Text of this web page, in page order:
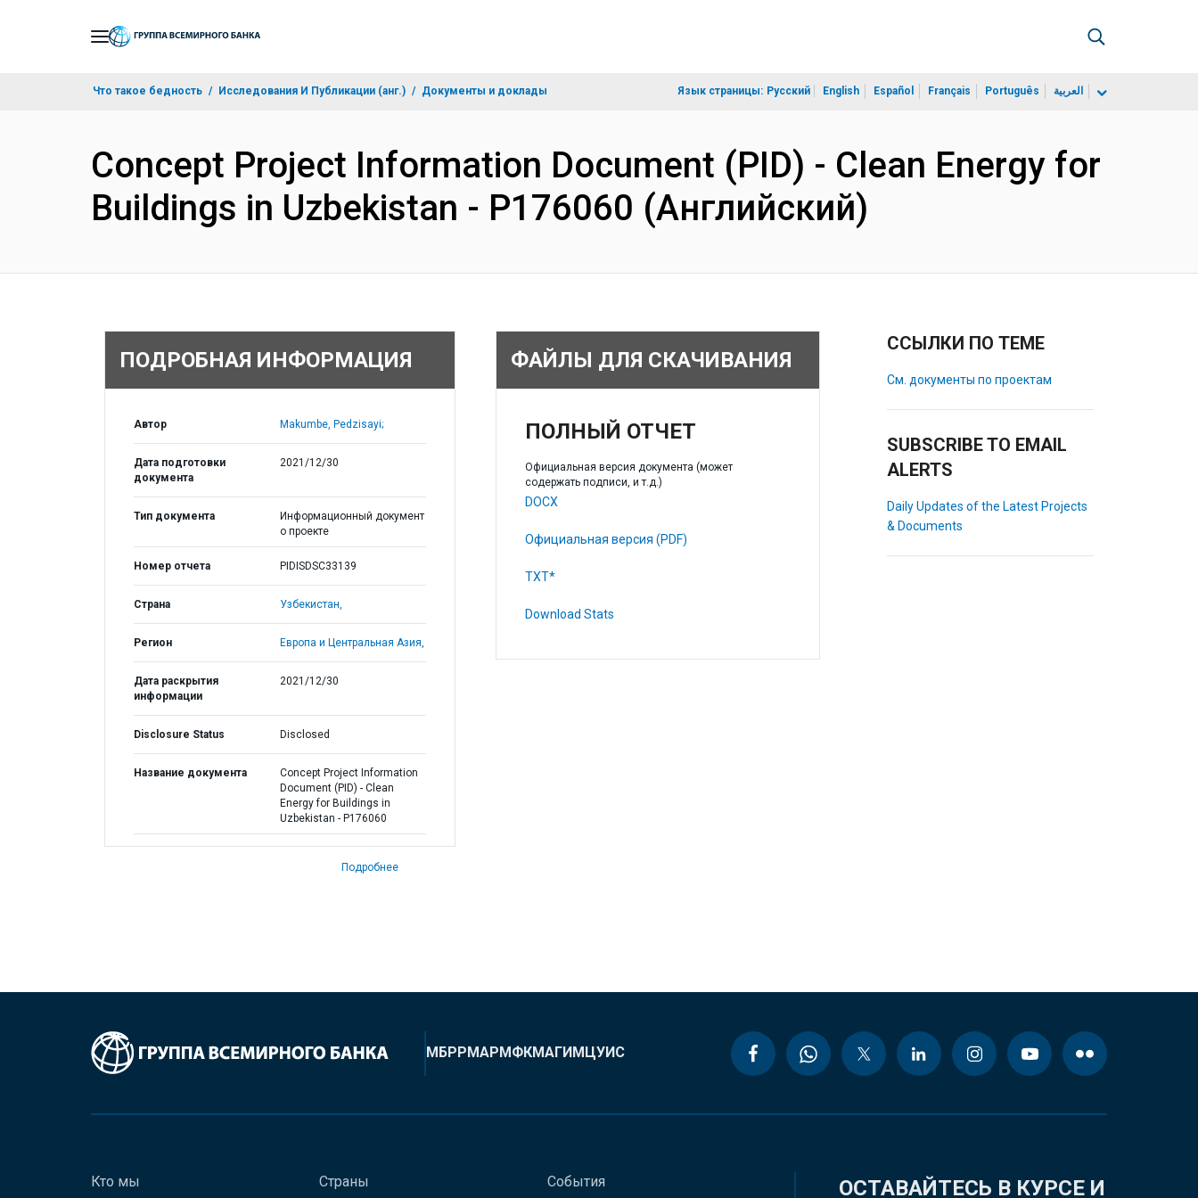
Что такое бедность Исследования И Публикации (анг.) Документы и доклады Язык страницы: Русский English Español Français Português العربية
Concept Project Information Document (PID) - Clean Energy for
Buildings in Uzbekistan - P176060 (Английский)
ПОДРОБНАЯ ИНФОРМАЦИЯ
Автор Makumbe, Pedzisayi;
Дата подготовки
документа
2021/12/30
Тип документа
Информационный документ
о проекте
Номер отчета PIDISDSC33139
Страна Узбекистан,
Регион Европа и Центральная Азия,
Дата раскрытия
информации
2021/12/30
Disclosure Status Disclosed
Название документа
Concept Project Information
Document (PID) - Clean
Energy for Buildings in
Uzbekistan - P176060
Подробнее
ФАЙЛЫ ДЛЯ СКАЧИВАНИЯ
ПОЛНЫЙ ОТЧЕТ
Официальная версия документа (может
содержать подписи, и т.д.)
DOCX
Официальная версия (PDF)
TXT*
Download Stats
ССЫЛКИ ПО ТЕМЕ
См. документы по проектам
SUBSCRIBE TO EMAIL
ALERTS
Daily Updates of the Latest Projects
& Documents
МБРРМАРМФКМАГИМЦУИС
Кто мы Страны События ОСТАВАЙТЕСЬ В КУРСЕ И